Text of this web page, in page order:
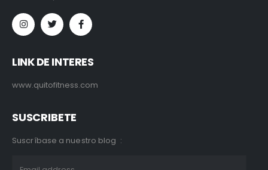
LINK DE INTERES
www.quitofitness.com
SUSCRIBETE
Suscríbase a nuestro blog :